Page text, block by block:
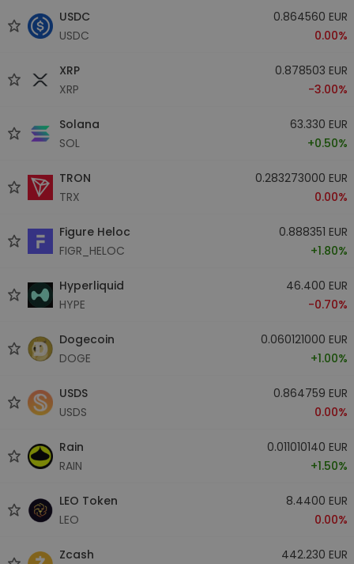
USDC
USDC
0.864560 EUR
0.00%
XRP
XRP
0.878503 EUR
-3.00%
Solana
SOL
63.330 EUR
+0.50%
TRON
TRX
0.283273000 EUR
0.00%
Figure Heloc
FIGR_HELOC
0.888351 EUR
+1.80%
Hyperliquid
HYPE
46.400 EUR
-0.70%
Dogecoin
DOGE
0.060121000 EUR
+1.00%
USDS
USDS
0.864759 EUR
0.00%
Rain
RAIN
0.011010140 EUR
+1.50%
LEO Token
LEO
8.4400 EUR
0.00%
Zcash
442.230 EUR